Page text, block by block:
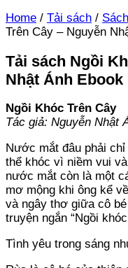
Home / Tải sách /
Trên Cây – Nguyễn
Tải sách Ngồi
Nhật Ánh Ebook
Ngồi Khóc Trên Cây
Tác giả: Nguyễn Nhật
Nước mắt đâu phải
thể khóc vì niềm vui
nước mắt còn là một
mơ mộng khi ông kể
và ngây thơ giữa cô
truyện ngắn “Ngồi
Tình yêu trong sáng